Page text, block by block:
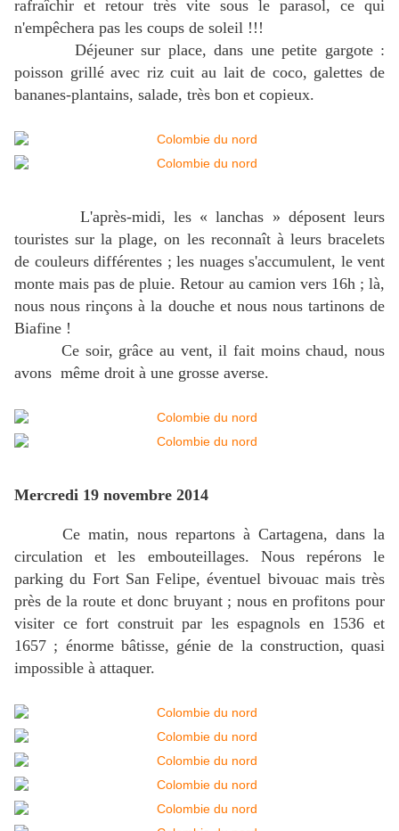
rafraîchir et retour très vite sous le parasol, ce qui
n'empêchera pas les coups de soleil !!!
Déjeuner sur place, dans une petite gargote :
poisson grillé avec riz cuit au lait de coco, galettes de
bananes-plantains, salade, très bon et copieux.
L'après-midi, les « lanchas » déposent leurs
touristes sur la plage, on les reconnaît à leurs bracelets
de couleurs différentes ; les nuages s'accumulent, le vent
monte mais pas de pluie. Retour au camion vers 16h ; là,
nous nous rinçons à la douche et nous nous tartinons de
Biafine !
Ce soir, grâce au vent, il fait moins chaud, nous
avons même droit à une grosse averse.
Mercredi 19 novembre 2014
Ce matin, nous repartons à Cartagena, dans la
circulation et les embouteillages. Nous repérons le
parking du Fort San Felipe, éventuel bivouac mais très
près de la route et donc bruyant ; nous en profitons pour
visiter ce fort construit par les espagnols en 1536 et
1657 ; énorme bâtisse, génie de la construction, quasi
impossible à attaquer.